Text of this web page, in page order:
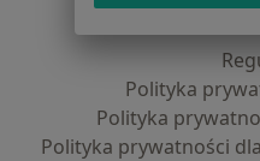
Polityka
Polityka
Polityka prywatności